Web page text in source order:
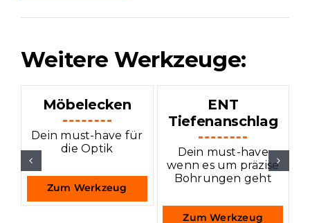
Weitere Werkzeuge:
Möbelecken
Dein must-have für
die Optik
Zum Werkzeug
ENT
Tiefenanschlag
Dein must-have
wenn es um präzise
Bohrungen geht
Zum Werkzeug